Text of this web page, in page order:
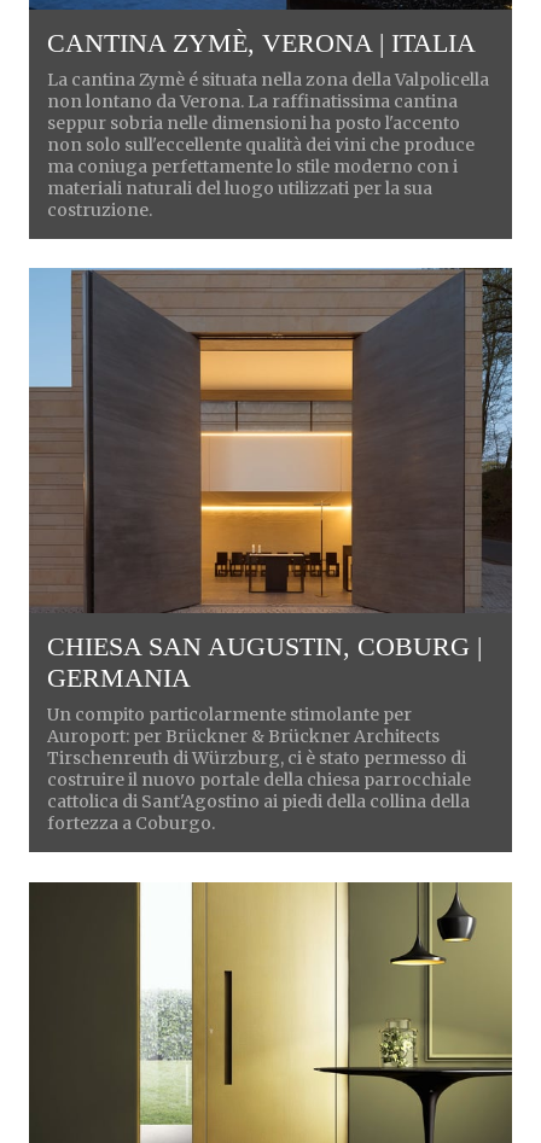
CANTINA ZYMÈ, VERONA | ITALIA
La cantina Zymè é situata nella zona della Valpolicella
non lontano da Verona. La raffinatissima cantina
seppur sobria nelle dimensioni ha posto l'accento
non solo sull'eccellente qualità dei vini che produce
ma coniuga perfettamente lo stile moderno con i
materiali naturali del luogo utilizzati per la sua
costruzione.
CHIESA SAN AUGUSTIN, COBURG |
GERMANIA
Un compito particolarmente stimolante per
Auroport: per Brückner & Brückner Architects
Tirschenreuth di Würzburg, ci è stato permesso di
costruire il nuovo portale della chiesa parrocchiale
cattolica di Sant'Agostino ai piedi della collina della
fortezza a Coburgo.